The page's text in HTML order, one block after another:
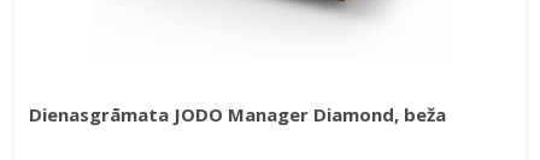
Dienasgrāmata JODO Manager Diamond, beža